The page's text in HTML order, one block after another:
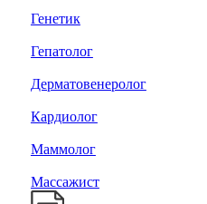
Генетик
Гепатолог
Дерматовенеролог
Кардиолог
Маммолог
Массажист